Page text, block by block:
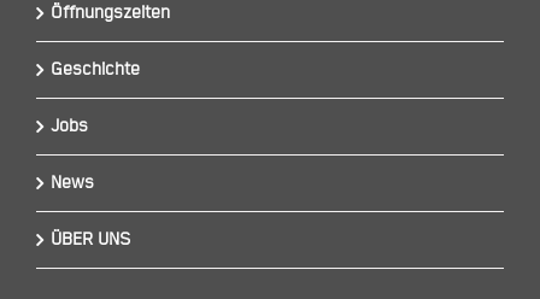
Öffnungszeiten
Geschichte
Jobs
News
ÜBER UNS